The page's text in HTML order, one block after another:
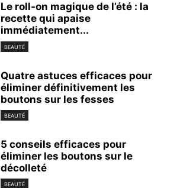
Le roll-on magique de l’été : la
recette qui apaise
immédiatement...
BEAUTÉ
Quatre astuces efficaces pour
éliminer définitivement les
boutons sur les fesses
BEAUTÉ
5 conseils efficaces pour
éliminer les boutons sur le
décolleté
BEAUTÉ